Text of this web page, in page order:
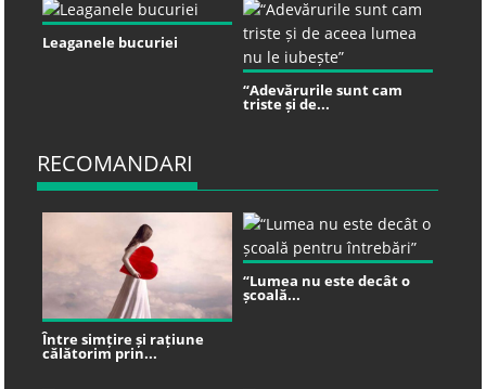
Leaganele bucuriei
“Adevărurile sunt cam
triste și de...
RECOMANDARI
Între simțire și rațiune
călătorim prin...
“Lumea nu este decât o
școală...